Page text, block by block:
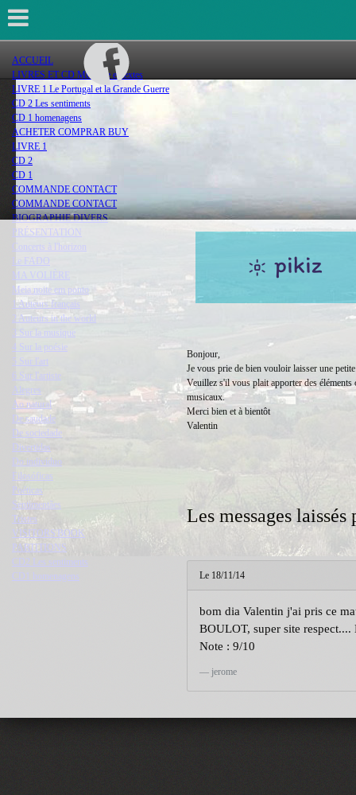
ACCUEIL
LIVRES ET CD Musique et textes
LIVRE 1 Le Portugal et la Grande Guerre
CD 2 Les sentiments
CD 1 homenagens
ACHETER COMPRAR BUY
LIVRE 1
CD 2
CD 1
COMMANDE CONTACT
COMMANDE CONTACT
BIOGRAPHIE DIVERS
PRÉSENTATION
Concerts à l'horizon
Le FADO
MA VOLIÈRE
Meia noite em ponto
1 Auteurs français
2 Auteurs in the world
3 Sur la musique
4 Sur la poésie
5 Sur l'art
6 Sur l'artiste
Alegres
Ao natural
De saudade
De sociedade
Divertidas
Do indivíduo
Filosóficas
Poéticas
Sentimentães
Tristes
VISITORS'BOOK
PARTITIONS
CD2 Les sentiments
CD1 homenagens
Bonjour,
Je vous prie de bien vouloir laisser une
Veuillez s'il vous plait apporter des
musicaux.
Merci bien et à bientôt
Valentin
Les messages
Le 18/11/14
bom dia Valentin j'ai pris ce
BOULOT, super site
Note : 9/10
jerome